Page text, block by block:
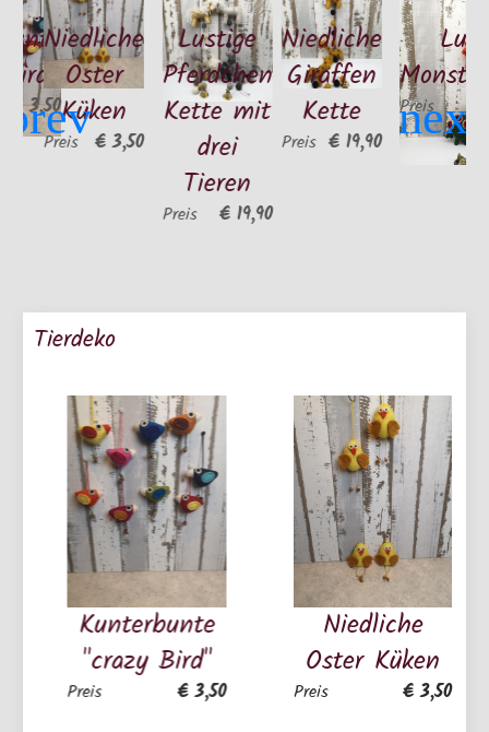
€ 3,50
Niedliche
Oster
Küken
Preis € 3,50
Lustige
Pferdchen
Kette mit
drei
Tieren
Preis € 19,90
Niedliche
Giraffen
Kette
Preis € 19,90
Preis
Tierdeko
Kunterbunte
"crazy Bird"
Preis € 3,50
Niedliche
Oster Küken
Preis € 3,50